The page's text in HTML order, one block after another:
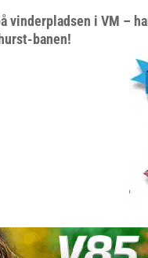
vinderpladsen i VM –
banen!